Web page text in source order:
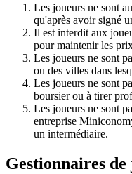
Les joueurs ne sont
qu'après avoir signé
Il est interdit aux
pour maintenir les
Les joueurs ne sont
ou des villes dans
Les joueurs ne sont
boursier ou à tirer
Les joueurs ne sont
entreprise
un intermédiaire.
Gestionnaires de